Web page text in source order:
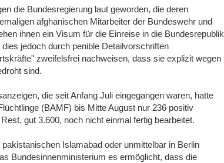
die Bundesregierung laut geworden, die deren
afghanischen Mitarbeiter der Bundeswehr und
ihnen ein Visum für die Einreise in die Bundesrepublik
jedoch durch penible Detailvorschriften
zweifelsfrei nachweisen, dass sie explizit wegen
sind.
die seit Anfang Juli eingegangen waren, hatte
(BAMF) bis Mitte August nur 236 positiv
gut 3.600, noch nicht einmal fertig bearbeitet.
Islamabad oder unmittelbar in Berlin
Bundesinnenministerium es ermöglicht, dass die